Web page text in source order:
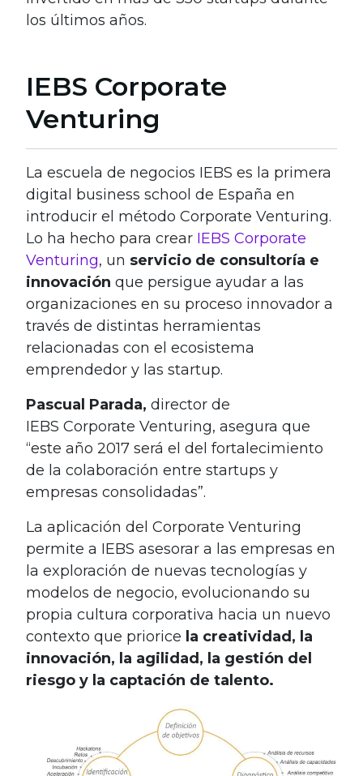
los últimos años.
IEBS Corporate
Venturing
La escuela de negocios IEBS es la primera
digital business school de España en
introducir el método Corporate Venturing.
Lo ha hecho para crear IEBS Corporate
Venturing, un servicio de consultoría e
innovación que persigue ayudar a las
organizaciones en su proceso innovador a
través de distintas herramientas
relacionadas con el ecosistema
emprendedor y las startup.
Pascual Parada, director de
IEBS Corporate Venturing, asegura que
“este año 2017 será el del fortalecimiento
de la colaboración entre startups y
empresas consolidadas”.
La aplicación del Corporate Venturing
permite a IEBS asesorar a las empresas en
la exploración de nuevas tecnologías y
modelos de negocio, evolucionando su
propia cultura corporativa hacia un nuevo
contexto que priorice la creatividad, la
innovación, la agilidad, la gestión del
riesgo y la captación de talento.